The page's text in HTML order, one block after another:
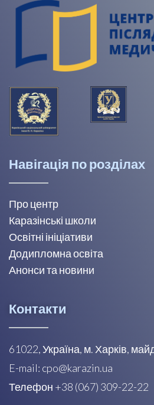
Навігація по розділах
Про центр
Каразінські школи
Освітні ініціативи
Додипломна освіта
Анонси та новини
Контакти
61022, Україна, м. Харків,
E-mail: cpo@karazin.ua
Телефон +38 (067) 309-22-22